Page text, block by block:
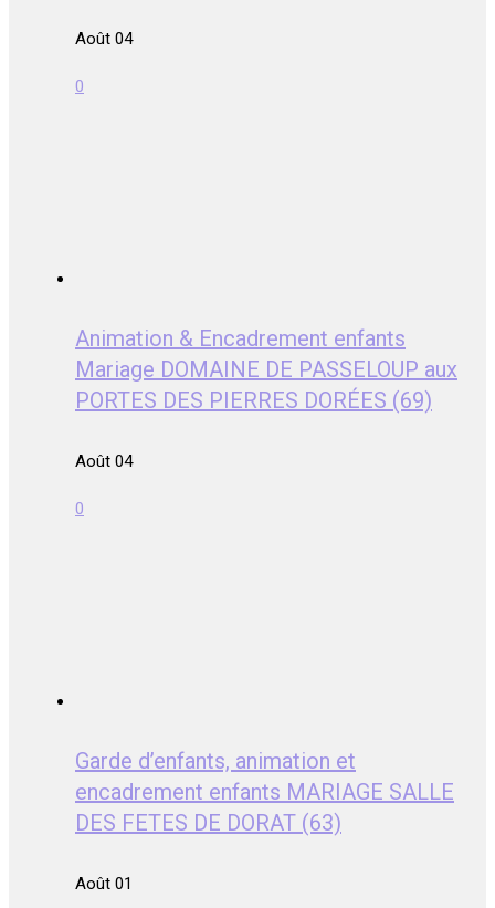
Août 04
0
Animation & Encadrement enfants
Mariage DOMAINE DE PASSELOUP aux
PORTES DES PIERRES DORÉES (69)
Août 04
0
Garde d’enfants, animation et
encadrement enfants MARIAGE SALLE
DES FETES DE DORAT (63)
Août 01